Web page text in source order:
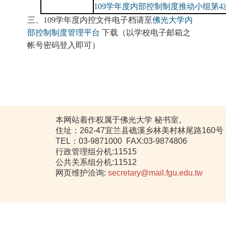
109学年度内部控制制度推动小组第4
三、109学年度内控文件电子档请至佛光大学内
部控制制度管理平台 下载（以学校电子邮箱之
帐号密码登入即可）
本网站着作权属于佛光大学 秘书室。
住址：262-47宜兰县礁溪乡林美村林尾路160号
TEL：03-9871000 FAX:03-9874806
行政管理组分机:11515
公共关系组分机:11512
网页维护洽询: secretary@mail.fgu.edu.tw